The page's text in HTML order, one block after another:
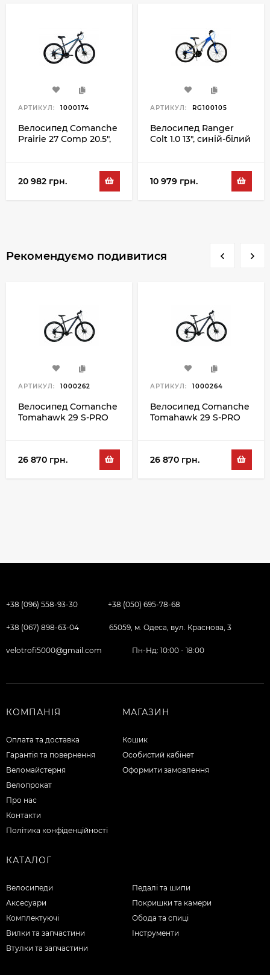
АРТИКУЛ: 1000174
Велосипед Comanche
Prairie 27 Comp 20.5",
20 982 грн.
АРТИКУЛ: RG100105
Велосипед Ranger
Colt 1.0 13", синій-білий
10 979 грн.
Рекомендуємо подивитися
АРТИКУЛ: 1000262
Велосипед Comanche
Tomahawk 29 S-PRO
26 870 грн.
АРТИКУЛ: 1000264
Велосипед Comanche
Tomahawk 29 S-PRO
26 870 грн.
+38 (096) 558-93-30 +38 (050) 695-78-68
+38 (067) 898-63-04 65059, м. Одеса, вул. Краснова, 3
velotrofi5000@gmail.com Пн-Нд: 10:00 - 18:00
КОМПАНІЯ
Оплата та доставка
Гарантія та повернення
Веломайстерня
Велопрокат
Про нас
Контакти
Політика конфіденційності
МАГАЗИН
Кошик
Особистий кабінет
Оформити замовлення
КАТАЛОГ
Велосипеди
Аксесуари
Комплектуючі
Вилки та запчастини
Втулки та запчастини
Педалі та шипи
Покришки та камери
Обода та спиці
Інструменти